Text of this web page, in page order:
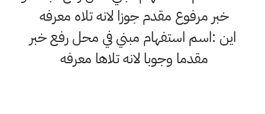
خبر مرفوع مقدم جوزا لانه تلاه معرفه
اين :اسم استفهام مبني في محل رفع خبر
مقدما وجوبا لانه تلاها معرفه